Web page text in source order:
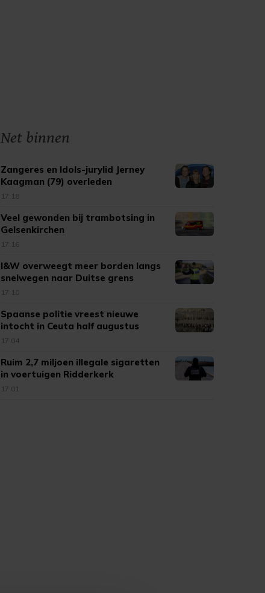
Net binnen
Zangeres en Idols-jurylid Jerney
Kaagman (79) overleden
17:18
Veel gewonden bij trambotsing in
Gelsenkirchen
17:16
I&W overweegt meer borden langs
snelwegen naar Duitse grens
17:10
Spaanse politie vreest nieuwe
intocht in Ceuta half augustus
17:04
Ruim 2,7 miljoen illegale sigaretten
in voertuigen Ridderkerk
17:01